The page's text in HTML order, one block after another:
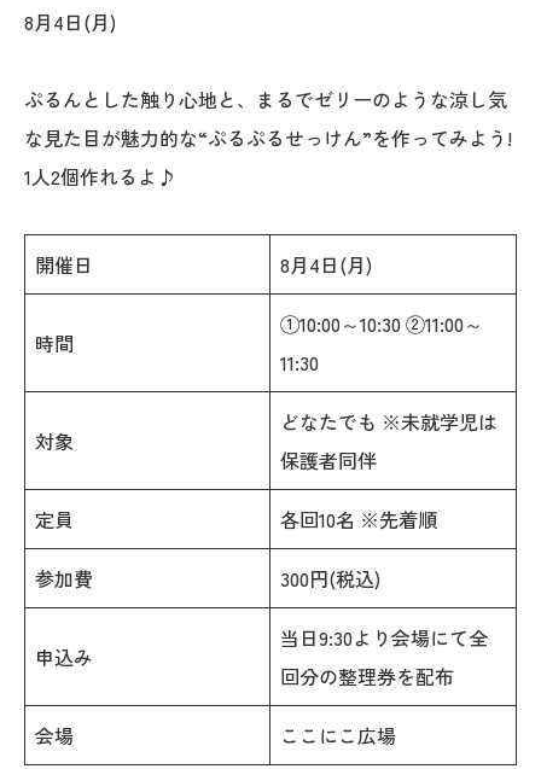
8月4日(月)
ぷるんとした触り心地と、まるでゼリーのような涼し気
な見た目が魅力的な“ぷるぷるせっけん”を作ってみよう!
1人2個作れるよ♪
開催日 8月4日(月)
時間
①10:00～10:30 ②11:00～
11:30
対象
どなたでも ※未就学児は
保護者同伴
定員 各回10名 ※先着順
参加費 300円(税込)
申込み
当日9:30より会場にて全
回分の整理券を配布
会場 ここにこ広場